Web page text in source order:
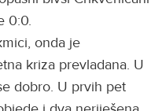
0:0.
onda je
kriza prevladana. U
dobro. U prvih pet